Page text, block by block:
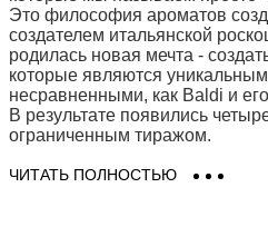
Это философия ароматов
создателем итальянской
родилась новая мечта -
которые являются
несравненными, как Baldi и
В результате появились
ограниченным тиражом.
Baldi Home Jewels это
ЧИТАТЬ ПОЛНОСТЬЮ